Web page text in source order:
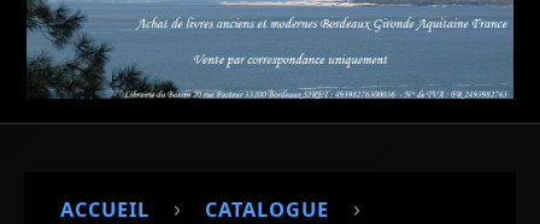
ACCUEIL › CATALOGUE ›